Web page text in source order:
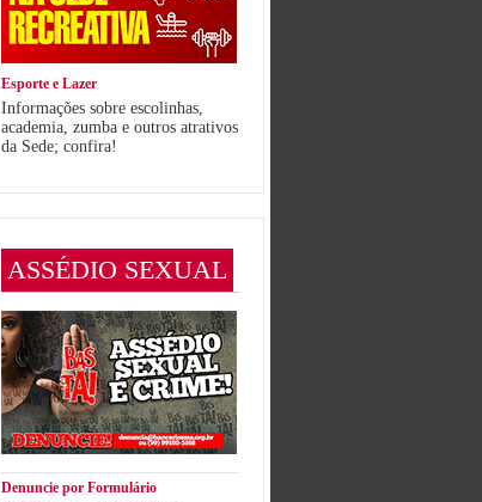
Esporte e Lazer
Informações sobre escolinhas,
academia, zumba e outros atrativos
da Sede; confira!
ASSÉDIO SEXUAL
Denuncie por Formulário